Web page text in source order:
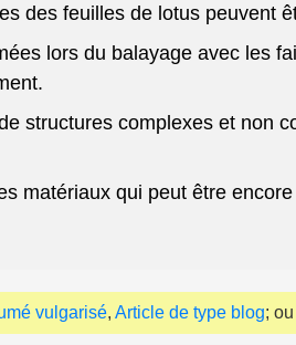
des feuilles de lotus peuvent
lors du balayage avec les
structures complexes et non
matériaux qui peut être
vulgarisé, Article de type blog;